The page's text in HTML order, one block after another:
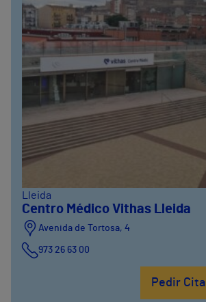
Lleida
Centro Médico Vithas Lleida
Avenida de Tortosa, 4
973 26 63 00
Pedir Cita